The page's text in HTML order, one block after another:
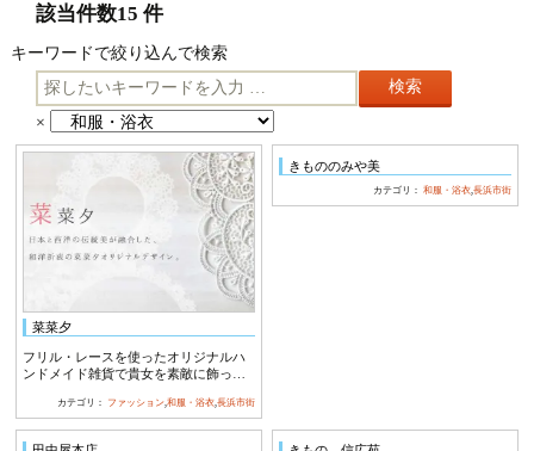
該当件数15 件
キーワードで絞り込んで検索
キ
ー
ワ
ド
検
×
菜菜夕
フリル・レースを使ったオリジナルハ
ンドメイド雑貨で貴女を素敵に飾って
カテゴリ： ファッション ,和服・浴衣 ,長浜市街
きもののみや美
カテゴリ：和服・浴衣 ,長浜市街